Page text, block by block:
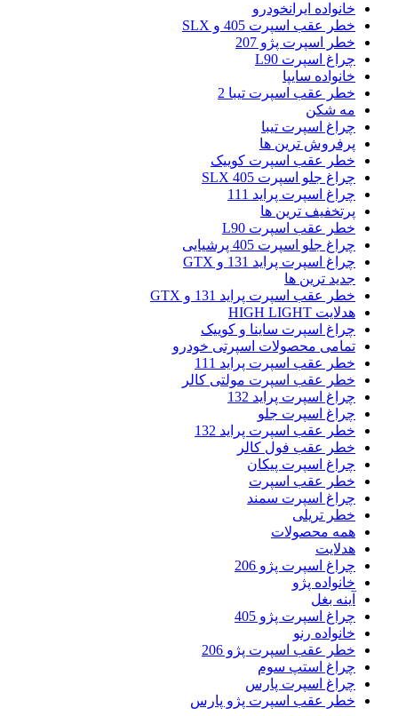
خانواده ایرانخودرو
خطر عقب اسپرت 405 و SLX
خطر اسپرت پژو 207
چراغ اسپرت L90
خانواده سایپا
خطر عقب اسپرت تیبا 2
مه شکن
چراغ اسپرت تیبا
پرفروش ترین ها
خطر عقب اسپرت کوییک
چراغ جلو اسپرت 405 SLX
چراغ اسپرت پراید 111
پرتخفیف ترین ها
خطر عقب اسپرت L90
چراغ جلو اسپرت 405 پرشیایی
چراغ اسپرت پراید 131 و GTX
جدید ترین ها
خطر عقب اسپرت پراید 131 و GTX
هدلایت HIGH LIGHT
چراغ اسپرت ساینا و کوییک
تمامی محصولات اسپرتی خودرو
خطر عقب اسپرت پراید 111
خطر عقب اسپرت مولتی کالر
چراغ اسپرت پراید 132
چراغ اسپرت جلو
خطر عقب اسپرت پراید 132
خطر عقب فول کالر
چراغ اسپرت پیکان
خطر عقب اسپرت
چراغ اسپرت سمند
خطر تریلی
همه محصولات
هدلایت
چراغ اسپرت پژو 206
خانواده پژو
آینه بغل
چراغ اسپرت پژو 405
خانواده رنو
خطر عقب اسپرت پژو 206
چراغ استپ سوم
چراغ اسپرت پارس
خطر عقب اسپرت پژو پارس